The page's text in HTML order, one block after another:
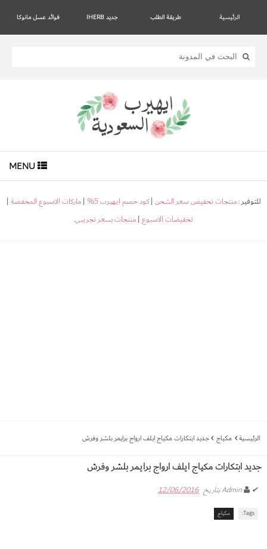
الرئيسية طريقة الطلب جديد IHERB فوائد عسل مانوكا
للتوفير :منتجات تخفيض سعر الشحن |كود خصم ايهيرب 5% |ماركات الاسبوع المخفضة |
تخفيضات الاسبوع |منتجات بسعر تجريبي
الرئيسية مكياج جديد ابتكارات مكياج ايلف ارواج برايمر بلشر وفرش
جديد ابتكارات مكياج ايلف ارواج برايمر بلشر وفرش
✔
Adminبتاريخ 12/06/2016
Tags: مكياج